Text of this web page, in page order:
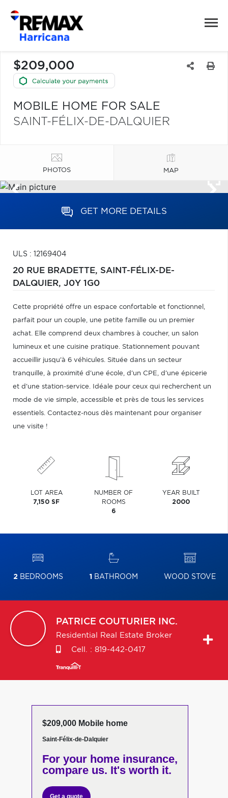
$209,000
MOBILE HOME FOR SALE
SAINT-FÉLIX-DE-DALQUIER
PHOTOS MAP
GET MORE DETAILS
ULS : 12169404
20 RUE BRADETTE, SAINT-FÉLIX-DE-
DALQUIER, J0Y 1G0
Cette propriété offre un espace confortable et fonctionnel,
parfait pour un couple, une petite famille ou un premier
achat. Elle comprend deux chambres à coucher, un salon
lumineux et une cuisine pratique. Stationnement pouvant
accueillir jusqu'à 6 véhicules. Située dans un secteur
tranquille, à proximité d'une école, d'un CPE, d'une épicerie
et d'une station-service. Idéale pour ceux qui recherchent un
mode de vie simple, accessible et près de tous les services
essentiels. Contactez-nous dès maintenant pour organiser
une visite !
LOT AREA
7,150 SF
NUMBER OF
ROOMS
6
YEAR BUILT
2000
2BEDROOMS 1 BATHROOM WOOD STOVE
PATRICE COUTURIER INC.
Residential Real Estate Broker
Cell. : 819-442-0417
$209,000 Mobile home
Saint-Félix-de-Dalquier
For your home insurance,
compare us. It's worth it.
Get a quote